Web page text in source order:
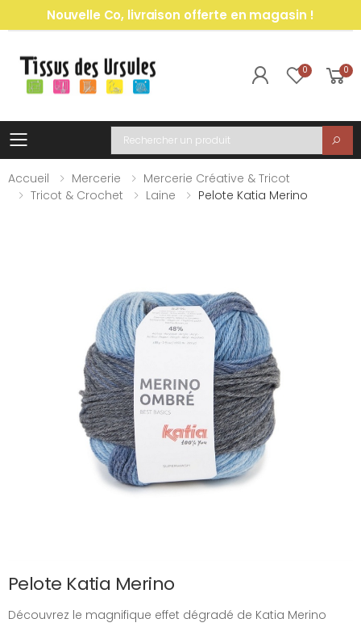
Nouvelle Co, livraison offerte en magasin !
0 0
Toggle mobile menu
Recherche
Accueil
Mercerie
Mercerie Créative & Tricot
Tricot & Crochet
Laine Pelote Katia Merino
Pelote Katia Merino
Découvrez le magnifique effet dégradé de Katia Merino